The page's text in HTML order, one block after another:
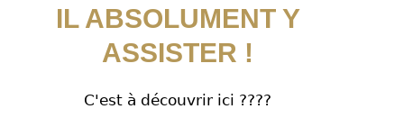
IL ABSOLUMENT Y
ASSISTER !
C'est à découvrir ici ????